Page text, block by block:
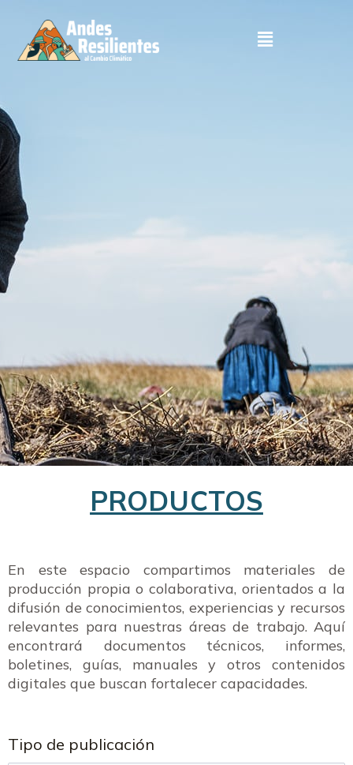
PRODUCTOS
En este espacio compartimos materiales de
producción propia o colaborativa, orientados a la
difusión de conocimientos, experiencias y recursos
relevantes para nuestras áreas de trabajo. Aquí
encontrará documentos técnicos, informes,
boletines, guías, manuales y otros contenidos
digitales que buscan fortalecer capacidades.
Tipo de publicación